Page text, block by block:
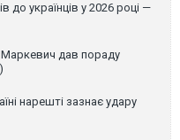
до українців у 2026 році —
Маркевич дав пораду
нарешті зазнає удару